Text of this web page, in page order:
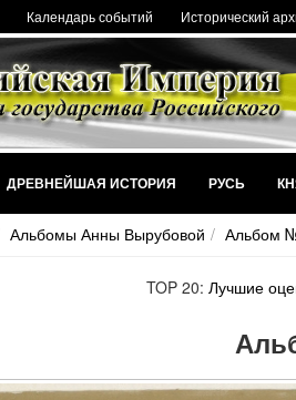
Календарь событий Исторический
ДРЕВНЕЙШАЯ ИСТОРИЯ РУСЬ
Альбомы Анны Вырубовой Альбом
TOP 20:Лучшие